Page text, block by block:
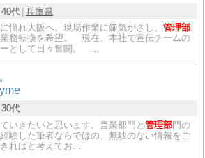
40代 兵庫県
憧れ大阪へ。現場作業に嫌気がさし、管理部
務転換を希望。 現在、本社で宣伝チームの
ーとして日々奮闘。 …
30代
いきたいと思います。営業部門と管理部門の
験した筆者ならではの、無駄のない情報をご
ればと考えてお…